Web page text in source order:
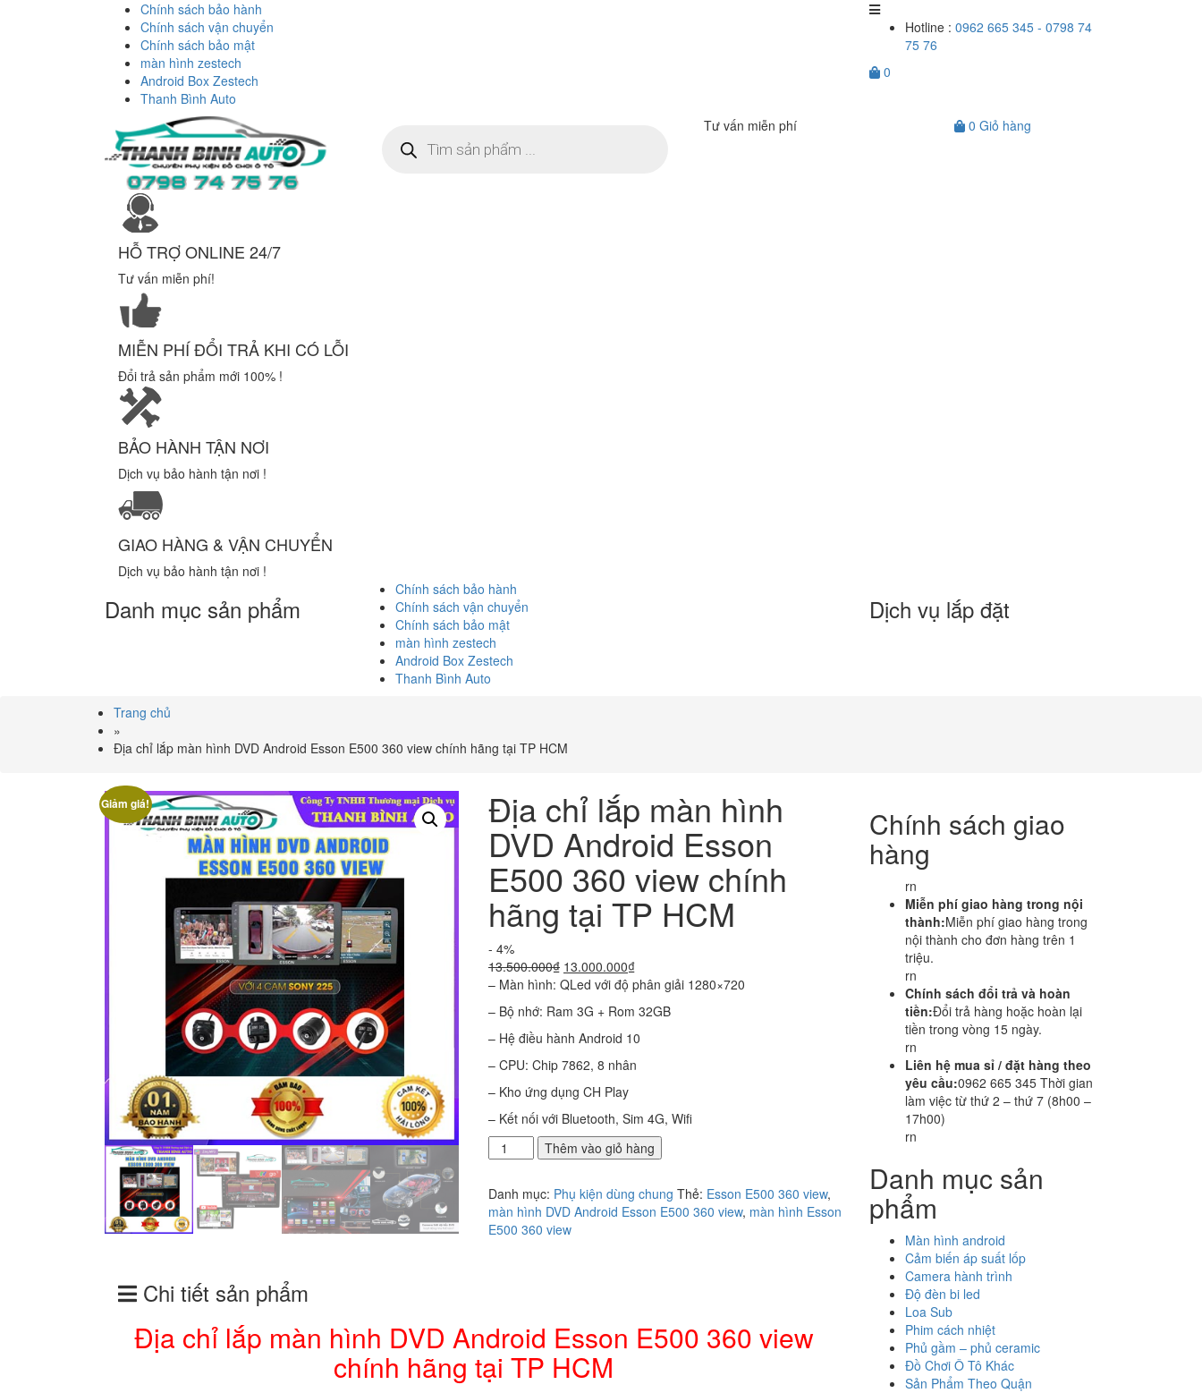
Chính sách bảo hành
Chính sách vận chuyển
Chính sách bảo mật
màn hình zestech
Android Box Zestech
Thanh Bình Auto
Hotline : 0962 665 345 - 0798 74
75 76
0
kiếm
sản
Tư vấn miễn phí 0 Giỏ hàng
HỖ TRỢ ONLINE 24/7
Tư vấn miễn phí!
MIỄN PHÍ ĐỔI TRẢ KHI CÓ LỖI
Đổi trả sản phẩm mới 100% !
BẢO HÀNH TẬN NƠI
Dịch vụ bảo hành tận nơi !
GIAO HÀNG & VẬN CHUYỂN
Dịch vụ bảo hành tận nơi !
Danh mục sản phẩm
Chính sách bảo hành
Chính sách vận chuyển
Chính sách bảo mật
màn hình zestech
Android Box Zestech
Thanh Bình Auto
Dịch vụ lắp đặt
Trang chủ
»
Địa chỉ lắp màn hình DVD Android Esson E500 360 view chính hãng tại TP HCM
Giảm giá! Địa chỉ lắp màn hình
DVD Android Esson
E500 360 view chính
hãng tại TP HCM
- 4%
13.500.000₫ Giá
gốc
13.500.000₫.
13.000.000₫Giá
hiện
là:
13.000.000₫.
– Màn hình: QLed với độ phân giải 1280×720
– Bộ nhớ: Ram 3G + Rom 32GB
– Hệ điều hành Android 10
– CPU: Chip 7862, 8 nhân
– Kho ứng dụng CH Play
– Kết nối với Bluetooth, Sim 4G, Wifi
Địa
chỉ
màn
hình
DVD
chính
hãng
tại
Thêm vào giỏ hàng
Danh mục: Phụ kiện dùng chung Thẻ: Esson E500 360 view,
màn hình DVD Android Esson E500 360 view, màn hình Esson
E500 360 view
Chi tiết sản phẩm
Địa chỉ lắp màn hình DVD Android Esson E500 360 view
chính hãng tại TP HCM
Chính sách giao
hàng
rn
Miễn phí giao hàng trong nội
thành:Miễn phí giao hàng trong
nội thành cho đơn hàng trên 1
triệu.
rn
Chính sách đổi trả và hoàn
tiền:Đổi trả hàng hoặc hoàn lại
tiền trong vòng 15 ngày.
rn
Liên hệ mua sỉ / đặt hàng theo
yêu cầu:0962 665 345 Thời gian
làm việc từ thứ 2 – thứ 7 (8h00 –
17h00)
rn
Danh mục sản
phẩm
Màn hình android
Cảm biến áp suất lốp
Camera hành trình
Độ đèn bi led
Loa Sub
Phim cách nhiệt
Phủ gầm – phủ ceramic
Đồ Chơi Ô Tô Khác
Sản Phẩm Theo Quận